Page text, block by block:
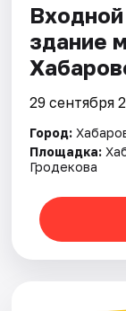
здание
29 сентября
Город:
Площадка:
Гродекова